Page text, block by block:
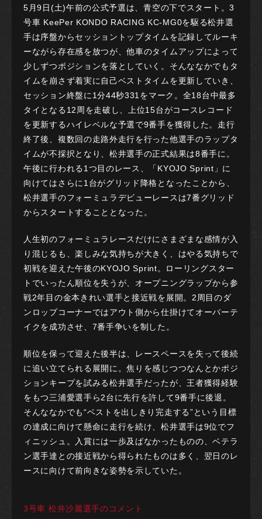
5月9日(土)午前の公式予選は、青空の下でスタート。3
号車 KeePer KONDO RACING KC-MG0を駆る松井選
手は序盤からセッショントップタイムを記録してルーキ
ーながら存在感を放つが、他車のタイムアップによって
少しずつポジションを落としていく。そんななかでもタ
イムを崩さず着実に自己ベストタイムを更新していき、
セッション終盤に1分44秒331をマーク。全18台中最多
タイとなる12周を走破し、上位15台がコースレコード
を更新するハイレベルな予選で9番手を獲得した。走行
終了後、複数回の走路外走行を行った他選手のラップタ
イムが不採択となり、松井選手の正式結果は8番手に。
午後に行われる1つ目のレース、「KYOJO Sprint」に
向けてはさらに1台がグリッド降格となったことから、
松井選手のフォーミュラデビューレースは7番グリッド
からスタートすることとなった。
人生初のフォーミュラレースだけにさまざまな感情が入
り混じるも、楽しみな気持ちが大きく、はやる気持ちで
初戦を迎えた午後のKYOJO Sprint。ローリングスター
トでいったん順位を失うが、オープニングラップから参
戦2年目の金本きれい選手と接近戦を展開。2周目のダ
ンロップコーナーではアウト側から仕掛けてオーバーテ
イクを成功させ、7番手争いを制した。
順位を保って迎えた後半は、レースペースを失って後続
に追い立てられる展開に。焦りを感じつつなんとかポジ
ションキープを試みる松井選手だったが、王者獲得経験
をもつ三浦愛選手ら2台に先行を許して9番手に後退。
そんななかでも“ベストを出しきり完走する”という目標
の達成に向けて懸命に走行を続け、松井選手は9位でフ
ィニッシュ。入賞には一歩及ばなかったものの、ベテラ
ン選手達との接近戦から得られたものは多く、翌日のレ
ースに向けて前向きな姿勢を示していた。
3号車 松井沙麗選手のコメント